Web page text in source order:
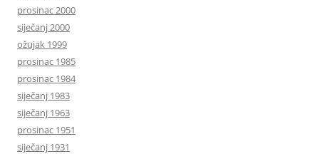
prosinac 2000
siječanj 2000
ožujak 1999
prosinac 1985
prosinac 1984
siječanj 1983
siječanj 1963
prosinac 1951
siječanj 1931